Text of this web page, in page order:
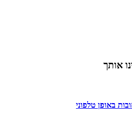
אותך
באופן טלפוני